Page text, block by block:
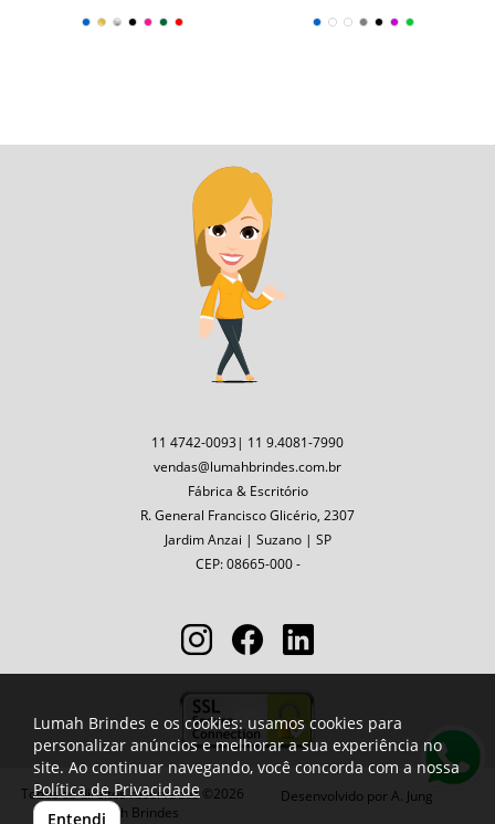
11 4742-0093| 11 9.4081-7990
vendas@lumahbrindes.com.br
Fábrica & Escritório
R. General Francisco Glicério, 2307
Jardim Anzai | Suzano | SP
CEP: 08665-000 -
Todos os direitos reservados ©2026
Lumah Brindes
Desenvolvido por A. Jung
Lumah Brindes e os cookies: usamos cookies para
personalizar anúncios e melhorar a sua experiência no
site. Ao continuar navegando, você concorda com a nossa
Política de Privacidade
Entendi